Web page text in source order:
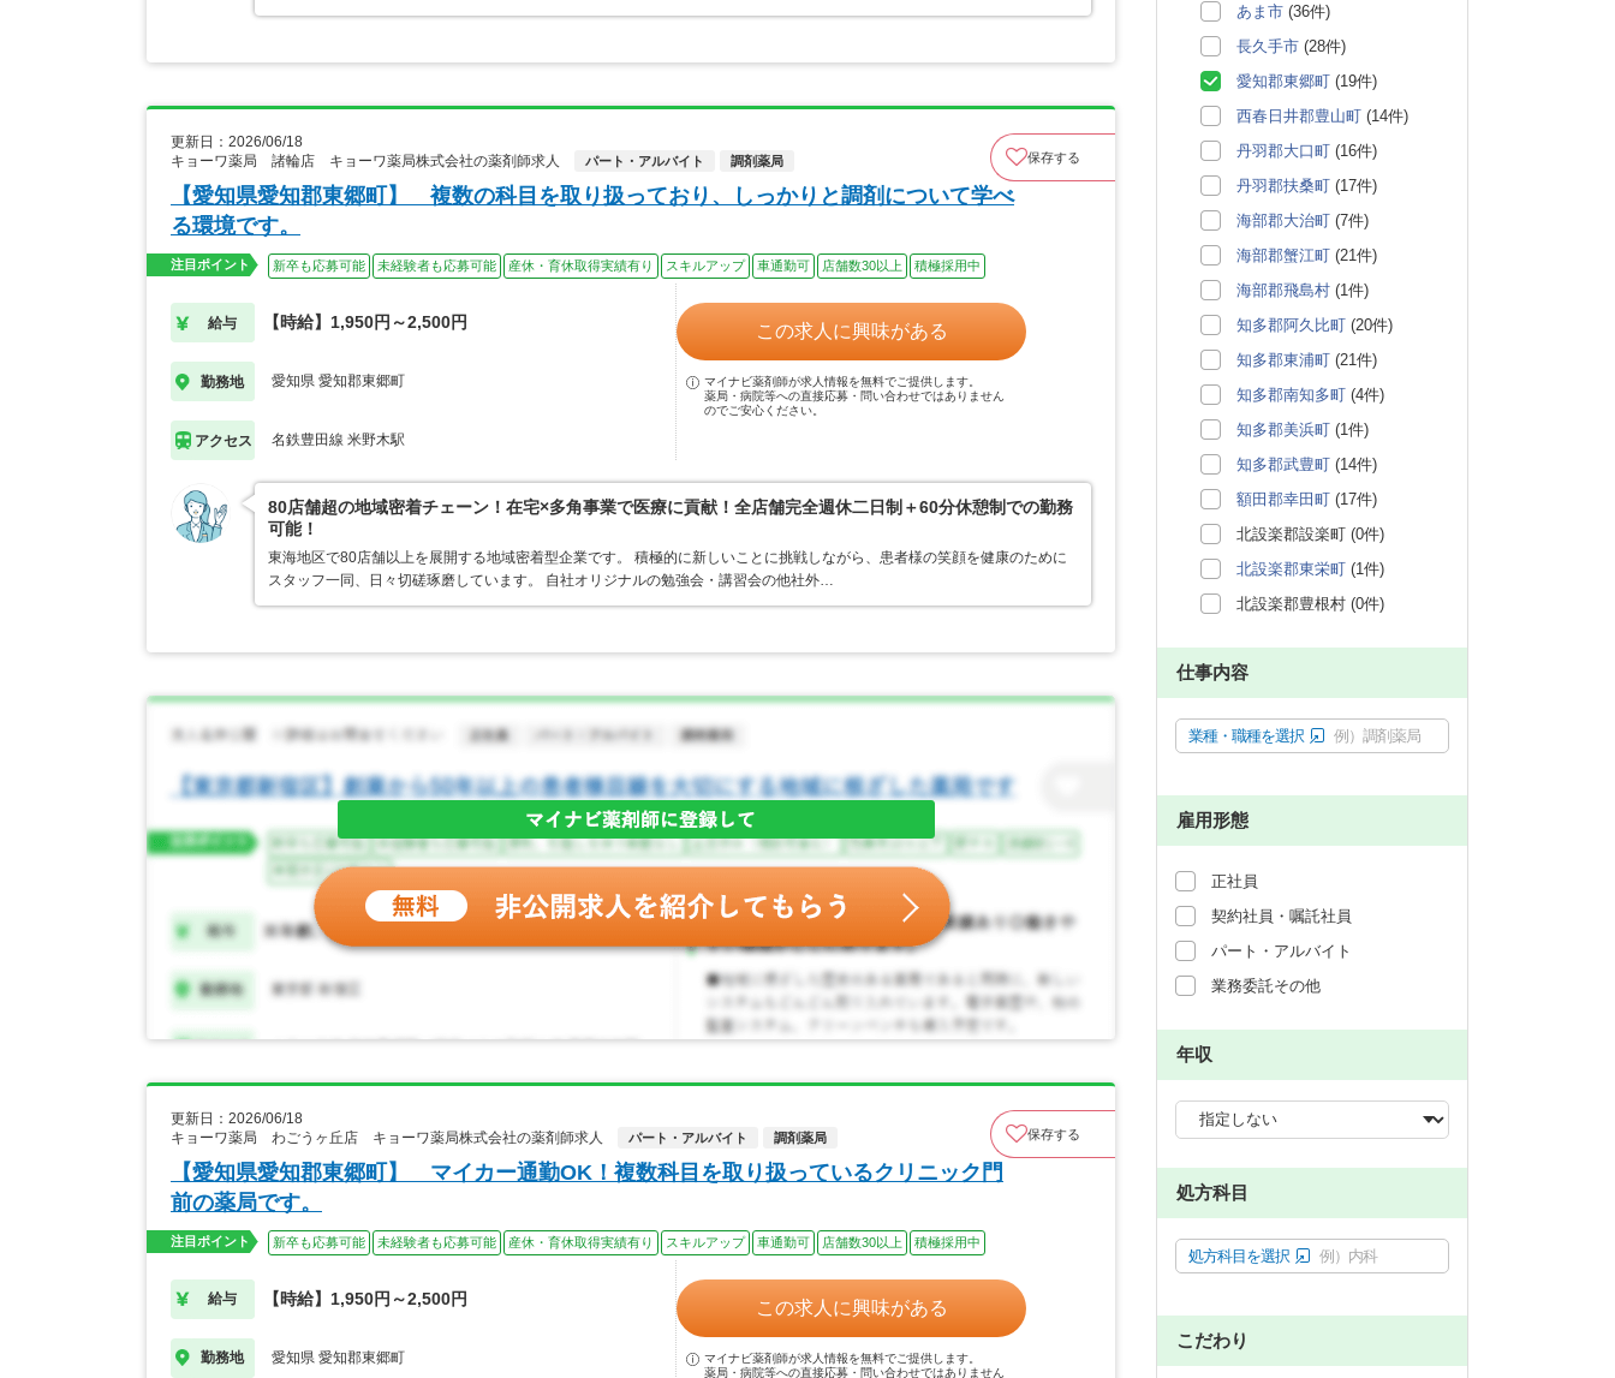
更新日：2026/06/18
キョーワ薬局 諸輪店 キョーワ薬局株式会社の薬剤師求人
パート・アルバイト 調剤薬局 保存する
【愛知県愛知郡東郷町】 複数の科目を取り扱っており、しっかりと調剤について学べ
る環境です。
注目ポイント 新卒も応募可能 未経験者も応募可能 産休・育休取得実績有り スキルアップ 車通勤可 店舗数30以上 積極採用中
給与 【時給】1,950円～2,500円
勤務地 愛知県 愛知郡東郷町
アクセス 名鉄豊田線 米野木駅
この求人に興味がある
マイナビ薬剤師が求人情報を無料でご提供します。
薬局・病院等への直接応募・問い合わせではありません
のでご安心ください。
80店舗超の地域密着チェーン！在宅×多角事業で医療に貢献！全店舗完全週休二日制＋60分休憩制での勤務
可能！
東海地区で80店舗以上を展開する地域密着型企業です。 積極的に新しいことに挑戦しながら、患者様の笑顔を健康のために
スタッフ一同、日々切磋琢磨しています。 自社オリジナルの勉強会・講習会の他社外…
更新日：2026/06/18
キョーワ薬局 わごうヶ丘店 キョーワ薬局株式会社の薬剤師求人
パート・アルバイト 調剤薬局 保存する
【愛知県愛知郡東郷町】 マイカー通勤OK！複数科目を取り扱っているクリニック門
前の薬局です。
注目ポイント 新卒も応募可能 未経験者も応募可能 産休・育休取得実績有り スキルアップ 車通勤可 店舗数30以上 積極採用中
給与 【時給】1,950円～2,500円
勤務地 愛知県 愛知郡東郷町
この求人に興味がある
マイナビ薬剤師が求人情報を無料でご提供します。
薬局・病院等への直接応募・問い合わせではありません
あま市 (36件)
長久手市 (28件)
愛知郡東郷町 (19件)
西春日井郡豊山町 (14件)
丹羽郡大口町 (16件)
丹羽郡扶桑町 (17件)
海部郡大治町 (7件)
海部郡蟹江町 (21件)
海部郡飛島村 (1件)
知多郡阿久比町 (20件)
知多郡東浦町 (21件)
知多郡南知多町 (4件)
知多郡美浜町 (1件)
知多郡武豊町 (14件)
額田郡幸田町 (17件)
北設楽郡設楽町 (0件)
北設楽郡東栄町 (1件)
北設楽郡豊根村 (0件)
仕事内容
業種・職種を選択 例）調剤薬局
雇用形態
正社員
契約社員・嘱託社員
パート・アルバイト
業務委託その他
年収
処方科目
処方科目を選択 例）内科
こだわり